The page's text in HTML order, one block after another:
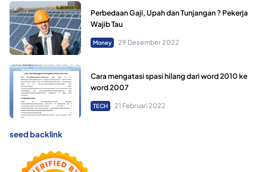
Perbedaan Gaji, Upah dan Tunjangan ? Pekerja
Wajib Tau
Money 29 Desember 2022
Cara mengatasi spasi hilang dari word 2010 ke
word 2007
TECH 21 Februari 2022
seed backlink